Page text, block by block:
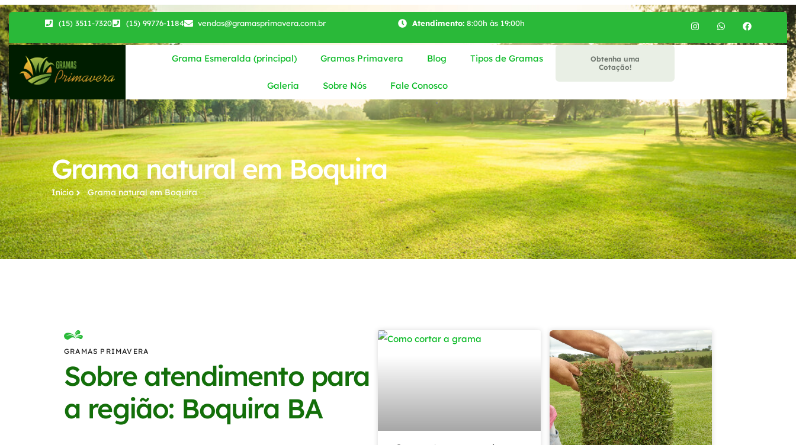
(15) 3511-7320 (15) 99776-1184 vendas@gramasprimavera.com.br Atendimento:8:00h às 19:00h
Grama Esmeralda (principal) Gramas Primavera Blog Tipos de Gramas
Galeria Sobre Nós Fale Conosco
Obtenha uma
Cotação!
Grama natural em Boquira
Início Grama natural​ em Boquira
GRAMAS PRIMAVERA
Sobre atendimento para
a região: Boquira BA